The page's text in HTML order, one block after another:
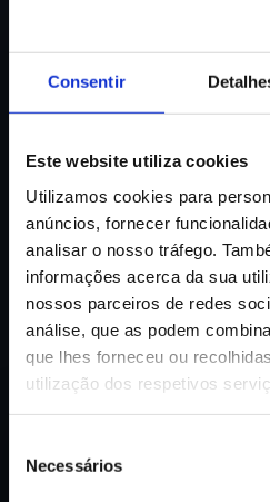
Consentir
Este website utiliza cookies
Utilizamos cookies para
anúncios, fornecer
analisar o nosso tráfego.
informações acerca da sua
nossos parceiros de redes
análise, que as podem
que lhes forneceu ou
utilização dos respetivos
Necessários
experiência
Ver
TOTALSOFT - O
15+
Anos de Experiência
500
Peça Informação